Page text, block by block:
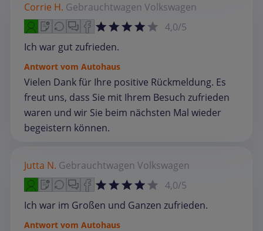
Corrie H. Gebrauchtwagen Volkswagen
4,0/5
Ich war gut zufrieden.
Antwort vom Autohaus
Vielen Dank für Ihre positive Rückmeldung. Es
freut uns, dass Sie mit Ihrem Besuch zufrieden
waren und wir Sie beim nächsten Mal wieder
begeistern können.
Jutta N. Gebrauchtwagen Volkswagen
4,0/5
Ich war im Großen und Ganzen zufrieden.
Antwort vom Autohaus